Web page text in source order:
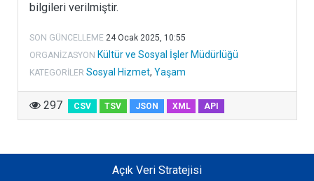
bilgileri verilmiştir.
SON GÜNCELLEME 24 Ocak 2025, 10:55
ORGANIZASYON Kültür ve Sosyal İşler Müdürlüğü
KATEGORILER Sosyal Hizmet, Yaşam
297 CSV TSV JSON XML API
Açık Veri Stratejisi